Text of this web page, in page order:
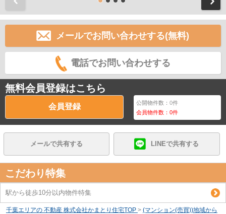
メールでお問い合わせする(無料)
電話でお問い合わせする
無料会員登録はこちら
会員登録 公開物件数：0件
会員物件数：0件
メールで共有する LINEで共有する
こだわり特集
駅から徒歩10分以内物件特集
千葉エリアの 不動産 株式会社かまとり住宅TOP > (マンション(売買))地域から